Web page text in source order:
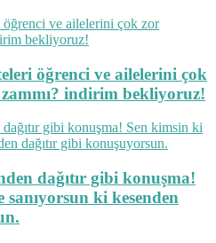
öğrenci ve ailelerini çok
indirim bekliyoruz!
dağıtır gibi konuşma!
ki kesenden